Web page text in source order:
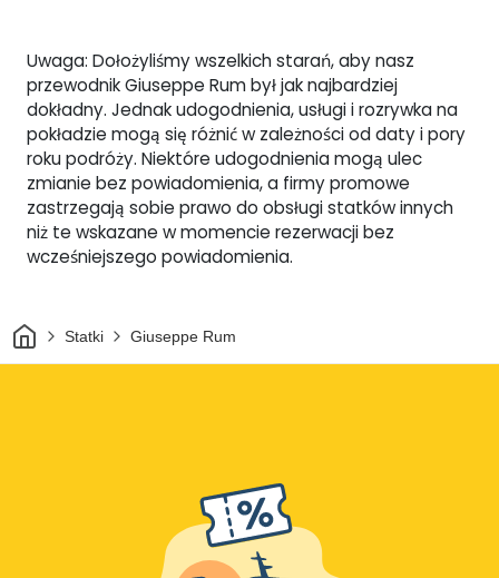
Uwaga: Dołożyliśmy wszelkich starań, aby nasz
przewodnik Giuseppe Rum był jak najbardziej
dokładny. Jednak udogodnienia, usługi i rozrywka na
pokładzie mogą się różnić w zależności od daty i pory
roku podróży. Niektóre udogodnienia mogą ulec
zmianie bez powiadomienia, a firmy promowe
zastrzegają sobie prawo do obsługi statków innych
niż te wskazane w momencie rezerwacji bez
wcześniejszego powiadomienia.
DomStatki Giuseppe Rum